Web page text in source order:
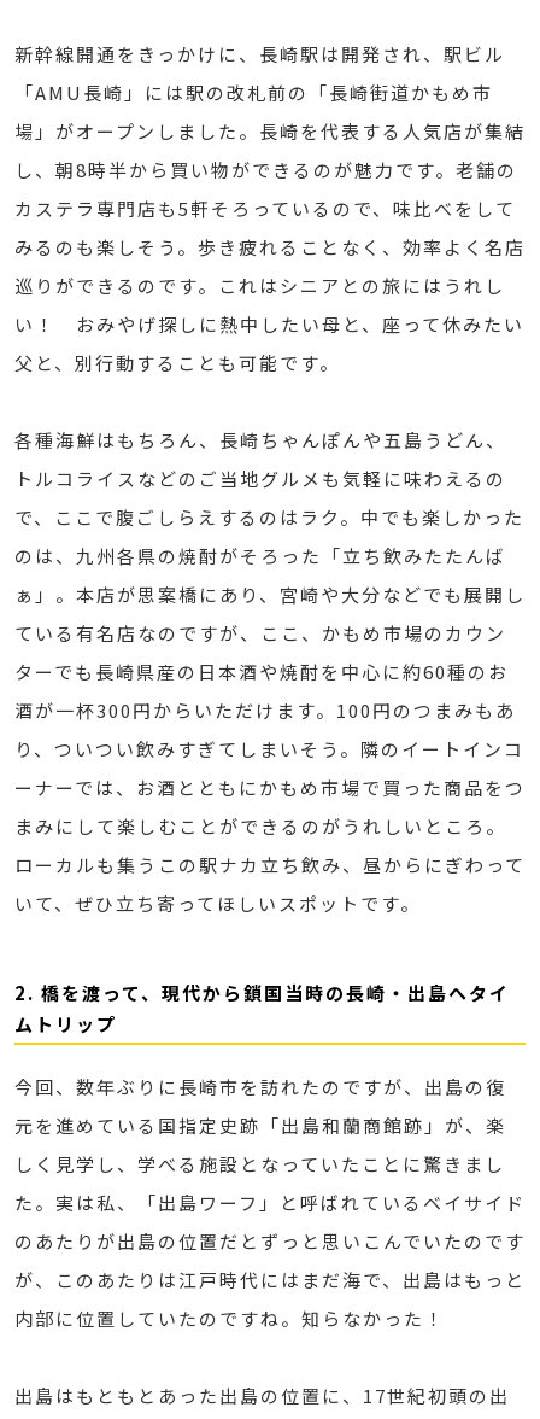
新幹線開通をきっかけに、長崎駅は開発され、駅ビル
「AMU長崎」には駅の改札前の「長崎街道かもめ市
場」がオープンしました。長崎を代表する人気店が集結
し、朝8時半から買い物ができるのが魅力です。老舗の
カステラ専門店も5軒そろっているので、味比べをして
みるのも楽しそう。歩き疲れることなく、効率よく名店
巡りができるのです。これはシニアとの旅にはうれし
い！ おみやげ探しに熱中したい母と、座って休みたい
父と、別行動することも可能です。
各種海鮮はもちろん、長崎ちゃんぽんや五島うどん、
トルコライスなどのご当地グルメも気軽に味わえるの
で、ここで腹ごしらえするのはラク。中でも楽しかった
のは、九州各県の焼酎がそろった「立ち飲みたたんば
ぁ」。本店が思案橋にあり、宮崎や大分などでも展開し
ている有名店なのですが、ここ、かもめ市場のカウン
ターでも長崎県産の日本酒や焼酎を中心に約60種のお
酒が一杯300円からいただけます。100円のつまみもあ
り、ついつい飲みすぎてしまいそう。隣のイートインコ
ーナーでは、お酒とともにかもめ市場で買った商品をつ
まみにして楽しむことができるのがうれしいところ。
ローカルも集うこの駅ナカ立ち飲み、昼からにぎわって
いて、ぜひ立ち寄ってほしいスポットです。
2. 橋を渡って、現代から鎖国当時の長崎・出島へタイ
ムトリップ
今回、数年ぶりに長崎市を訪れたのですが、出島の復
元を進めている国指定史跡「出島和蘭商館跡」が、楽
しく見学し、学べる施設となっていたことに驚きまし
た。実は私、「出島ワーフ」と呼ばれているベイサイド
のあたりが出島の位置だとずっと思いこんでいたのです
が、このあたりは江戸時代にはまだ海で、出島はもっと
内部に位置していたのですね。知らなかった！
出島はもともとあった出島の位置に、17世紀初頭の出